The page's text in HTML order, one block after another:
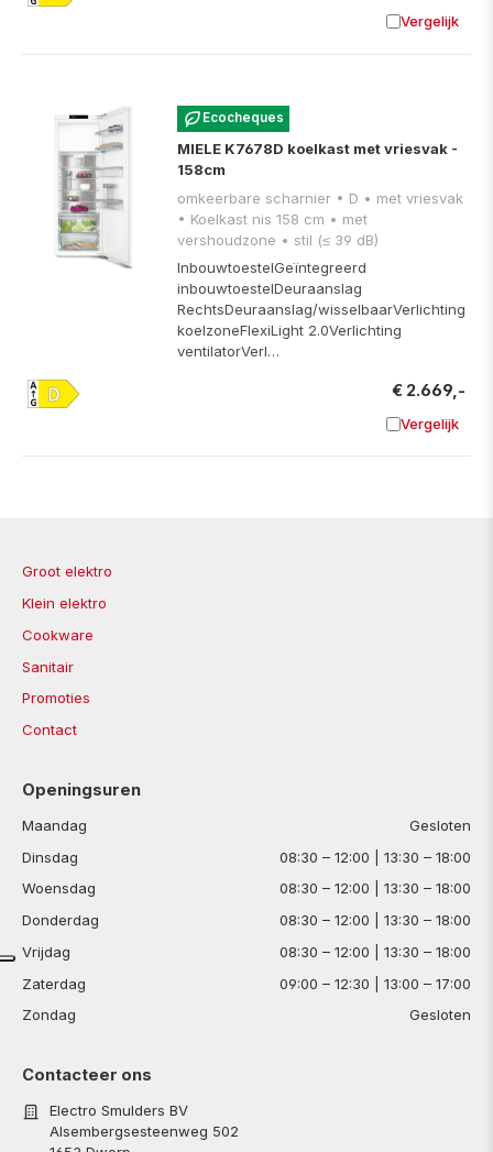
Vergelijk
Ecocheques
MIELE K7678D koelkast met vriesvak -
158cm
omkeerbare scharnier • D • met vriesvak
• Koelkast nis 158 cm • met
vershoudzone • stil (≤ 39 dB)
InbouwtoestelGeïntegreerd
inbouwtoestelDeuraanslag
RechtsDeuraanslag/wisselbaarVerlichting
koelzoneFlexiLight 2.0Verlichting
ventilatorVerl…
€ 2.669,-
Vergelijk
Groot elektro
Klein elektro
Cookware
Sanitair
Promoties
Contact
Openingsuren
Maandag
Gesloten
Dinsdag
08:30 – 12:00 | 13:30 – 18:00
Woensdag
08:30 – 12:00 | 13:30 – 18:00
Donderdag
08:30 – 12:00 | 13:30 – 18:00
Vrijdag
08:30 – 12:00 | 13:30 – 18:00
Zaterdag
09:00 – 12:30 | 13:00 – 17:00
Zondag
Gesloten
Contacteer ons
Electro Smulders BV
Alsembergsesteenweg 502